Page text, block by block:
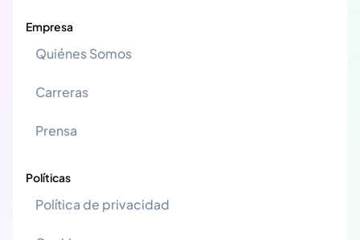
Empresa
Quiénes Somos
Carreras
Prensa
Políticas
Política de privacidad